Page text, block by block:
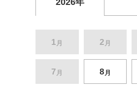
2026年
1 月 2 月
7 月 8 月